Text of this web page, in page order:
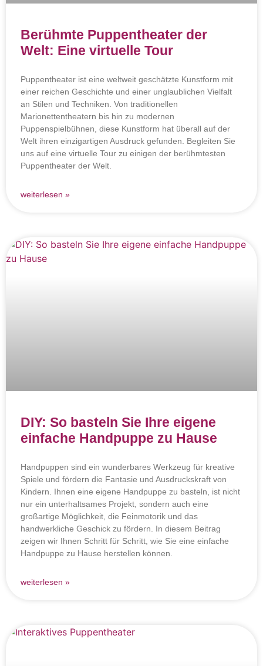
Berühmte Puppentheater der
Welt: Eine virtuelle Tour
Puppentheater ist eine weltweit geschätzte Kunstform mit
einer reichen Geschichte und einer unglaublichen Vielfalt
an Stilen und Techniken. Von traditionellen
Marionettentheatern bis hin zu modernen
Puppenspielbühnen, diese Kunstform hat überall auf der
Welt ihren einzigartigen Ausdruck gefunden. Begleiten Sie
uns auf eine virtuelle Tour zu einigen der berühmtesten
Puppentheater der Welt.
weiterlesen »
DIY: So basteln Sie Ihre eigene
einfache Handpuppe zu Hause
Handpuppen sind ein wunderbares Werkzeug für kreative
Spiele und fördern die Fantasie und Ausdruckskraft von
Kindern. Ihnen eine eigene Handpuppe zu basteln, ist nicht
nur ein unterhaltsames Projekt, sondern auch eine
großartige Möglichkeit, die Feinmotorik und das
handwerkliche Geschick zu fördern. In diesem Beitrag
zeigen wir Ihnen Schritt für Schritt, wie Sie eine einfache
Handpuppe zu Hause herstellen können.
weiterlesen »